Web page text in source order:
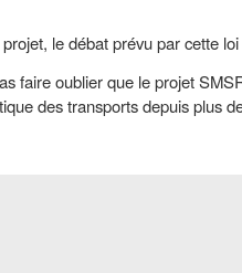
le débat prévu par cette
faire oublier que le projet
des transports depuis plus